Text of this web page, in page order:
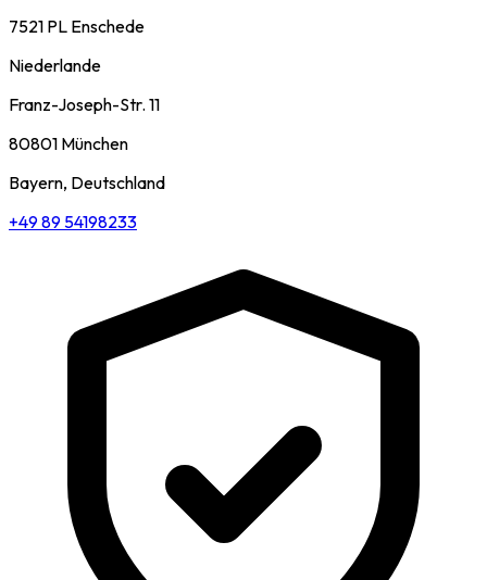
7521 PL Enschede
Niederlande
Franz-Joseph-Str. 11
80801 München
Bayern, Deutschland
+49 89 54198233